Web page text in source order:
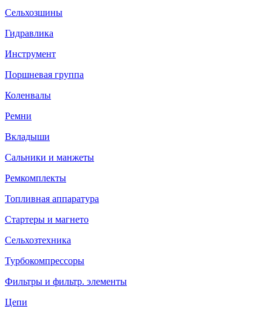
Сельхозшины
Гидравлика
Инструмент
Поршневая группа
Коленвалы
Ремни
Вкладыши
Сальники и манжеты
Ремкомплекты
Топливная аппаратура
Стартеры и магнето
Сельхозтехника
Турбокомпрессоры
Фильтры и фильтр. элементы
Цепи